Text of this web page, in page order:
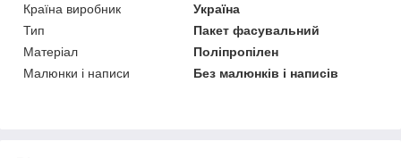
Країна виробник
Україна
Тип
Пакет фасувальний
Матеріал
Поліпропілен
Малюнки і написи
Без малюнків і написів